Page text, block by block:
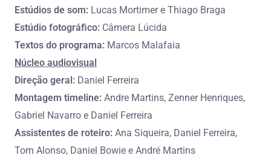
Estúdios de som: Lucas Mortimer e Thiago Braga
Estúdio fotográfico: Câmera Lúcida
Textos do programa: Marcos Malafaia
Núcleo audiovisual
Direção geral: Daniel Ferreira
Montagem timeline: Andre Martins, Zenner Henriques,
Gabriel Navarro e Daniel Ferreira
Assistentes de roteiro: Ana Siqueira, Daniel Ferreira,
Tom Alonso, Daniel Bowie e André Martins